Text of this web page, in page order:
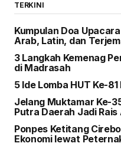
TERKINI
Kumpulan Doa
Arab, Latin, dan
3 Langkah Kemenag
di Madrasah
5 Ide Lomba HUT Ke-
Jelang Muktamar Ke-
Putra Daerah Jadi Rais
Ponpes Ketitang
Ekonomi lewat